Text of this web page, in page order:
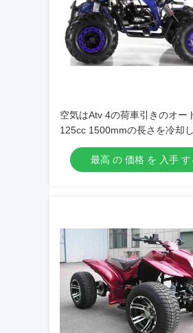
空気はAtv 4の荷車引きのオー
125cc 1500mmの長さを冷却
最高 の 価格 を 入手 す